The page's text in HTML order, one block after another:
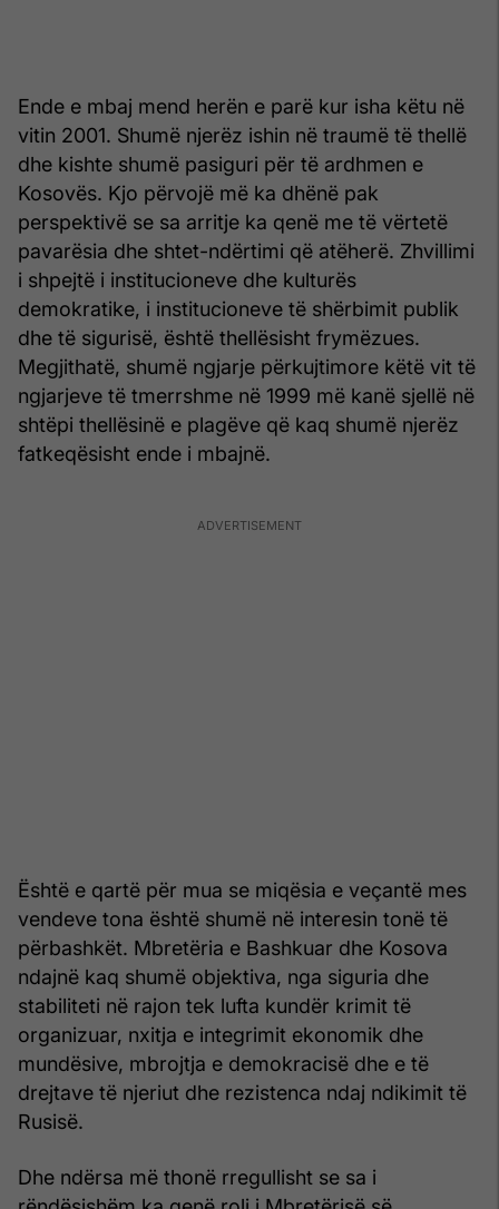
Ende e mbaj mend herën e parë kur isha këtu në
vitin 2001. Shumë njerëz ishin në traumë të thellë
dhe kishte shumë pasiguri për të ardhmen e
Kosovës. Kjo përvojë më ka dhënë pak
perspektivë se sa arritje ka qenë me të vërtetë
pavarësia dhe shtet-ndërtimi që atëherë. Zhvillimi
i shpejtë i institucioneve dhe kulturës
demokratike, i institucioneve të shërbimit publik
dhe të sigurisë, është thellësisht frymëzues.
Megjithatë, shumë ngjarje përkujtimore këtë vit të
ngjarjeve të tmerrshme në 1999 më kanë sjellë në
shtëpi thellësinë e plagëve që kaq shumë njerëz
fatkeqësisht ende i mbajnë.
Është e qartë për mua se miqësia e veçantë mes
vendeve tona është shumë në interesin tonë të
përbashkët. Mbretëria e Bashkuar dhe Kosova
ndajnë kaq shumë objektiva, nga siguria dhe
stabiliteti në rajon tek lufta kundër krimit të
organizuar, nxitja e integrimit ekonomik dhe
mundësive, mbrojtja e demokracisë dhe e të
drejtave të njeriut dhe rezistenca ndaj ndikimit të
Rusisë.
Dhe ndërsa më thonë rregullisht se sa i